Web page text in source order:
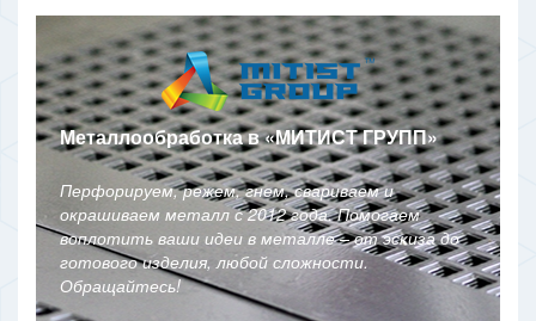
Металлообработка в«МИТИСТ ГРУПП»
Перфорируем, режем, гнем, свариваем и
окрашиваем металл с 2012 года. Помогаем
воплотить ваши идеи в металле – от эскиза до
готового изделия, любой сложности.
Обращайтесь!